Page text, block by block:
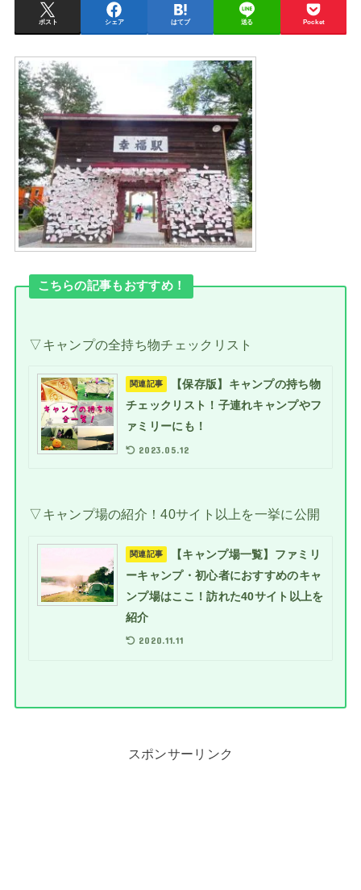
ポスト シェア はてブ 送る Pocket
こちらの記事もおすすめ！
▽キャンプの全持ち物チェックリスト
関連記事
【保存版】キャンプの持ち物
チェックリスト！子連れキャンプやフ
ァミリーにも！
2023.05.12
▽キャンプ場の紹介！40サイト以上を一挙に公開
関連記事
【キャンプ場一覧】ファミリ
ーキャンプ・初心者におすすめのキャ
ンプ場はここ！訪れた40サイト以上を
紹介
2020.11.11
スポンサーリンク